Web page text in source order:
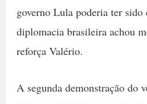
governo Lula poderia ter sido
diplomacia brasileira achou
reforça Valério.
A segunda demonstração do